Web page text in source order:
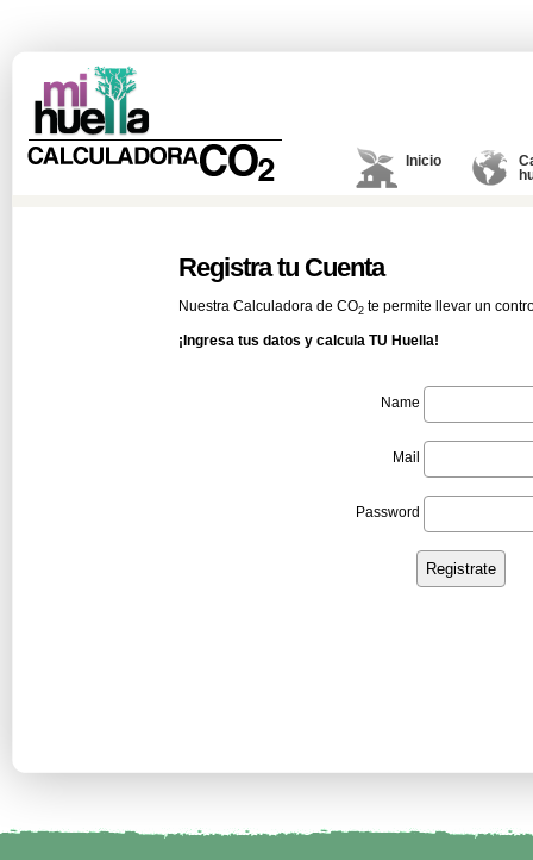
Inicio
Registra tu Cuenta
Nuestra Calculadora de CO2 te permite llevar un
¡Ingresa tus datos y calcula TU Huella!
Name
Mail
Password